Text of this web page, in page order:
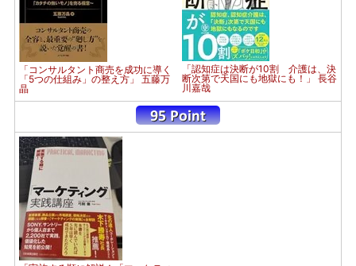
「コンサルタント商売を成功に導く
「5つの仕組み」の整え方」 五藤万
晶
「認知症は決断が10割 介護は、決
断次第で天国にも地獄にも！」 長谷
川嘉哉